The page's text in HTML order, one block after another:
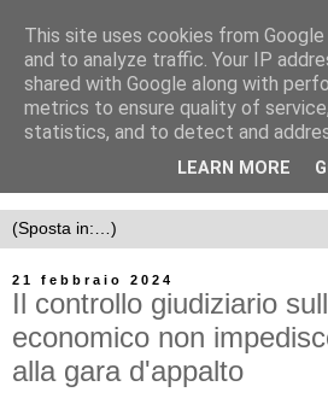
21 febbraio 2024
Il controllo giudiziario
economico non
alla gara d'appalto
This site uses cookies from
and to analyze traffic. Your IP
shared with Google along with
metrics to ensure quality of
statistics, and to detect and
LEARN MORE